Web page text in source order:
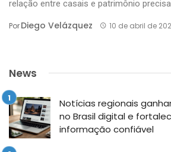
relação entre casais e patrimônio precisa
PorDiego Velázquez 10 de abril de
News
Notícias regionais
no Brasil digital e
informação confiável